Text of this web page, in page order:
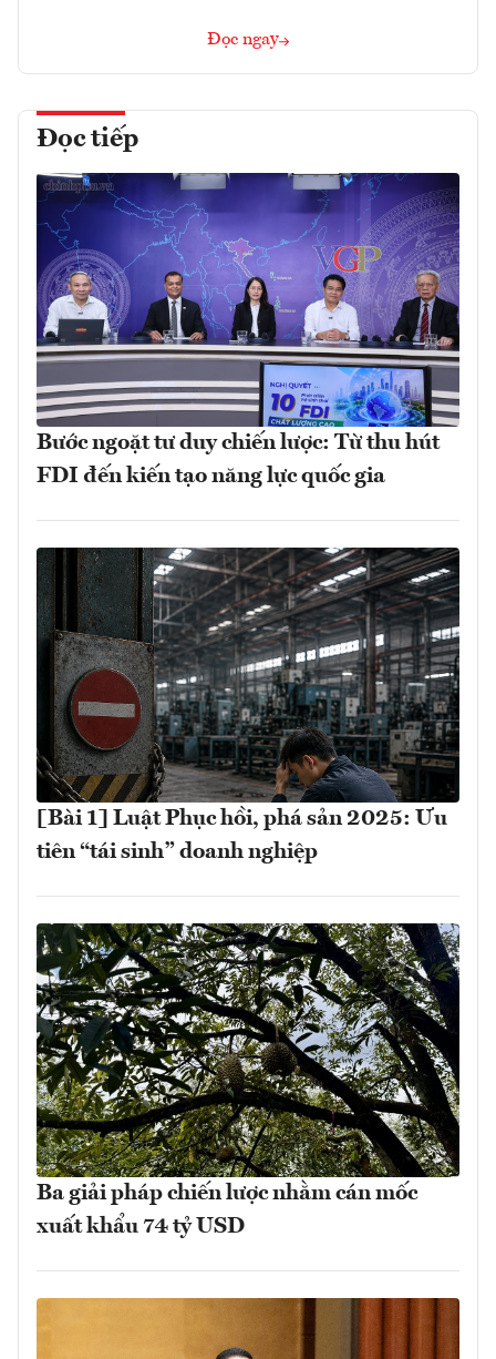
Đọc ngay
Đọc tiếp
Bước ngoặt tư duy chiến lược: Từ thu hút
FDI đến kiến tạo năng lực quốc gia
[Bài 1] Luật Phục hồi, phá sản 2025: Ưu
tiên “tái sinh” doanh nghiệp
Ba giải pháp chiến lược nhằm cán mốc
xuất khẩu 74 tỷ USD